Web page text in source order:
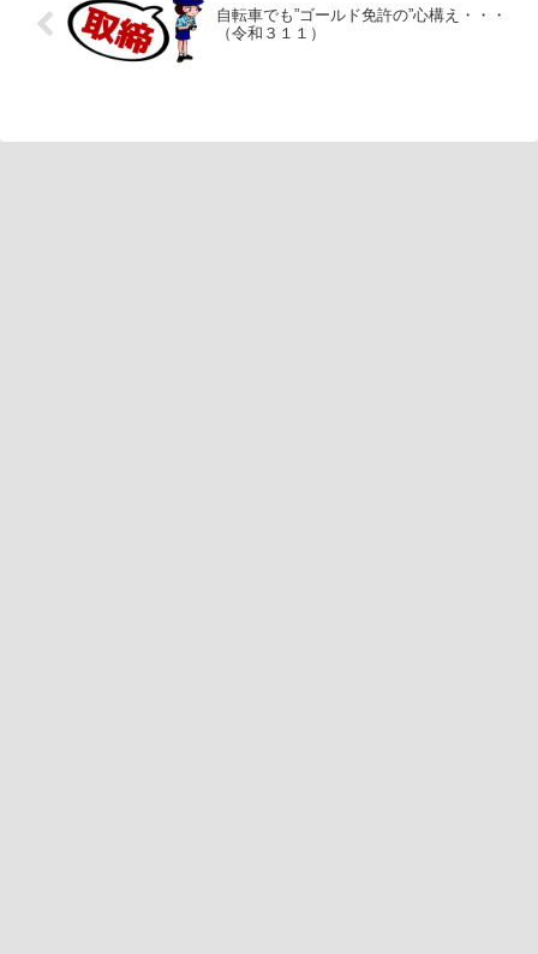
自転車でも”ゴールド免許の”心構え・・・
（令和３１１）